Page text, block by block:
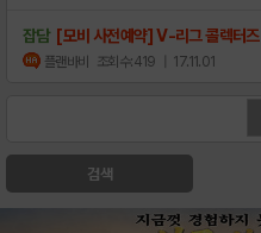
잡담 [모비 사전예약] V-리그 콜렉터즈
플랜바비 조회수:419 | 17.11.01
검색